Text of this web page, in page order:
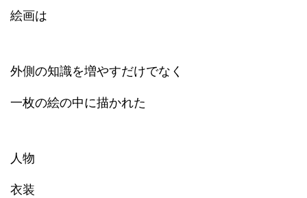
絵画は
外側の知識を増やすだけでなく
一枚の絵の中に描かれた
人物
衣装